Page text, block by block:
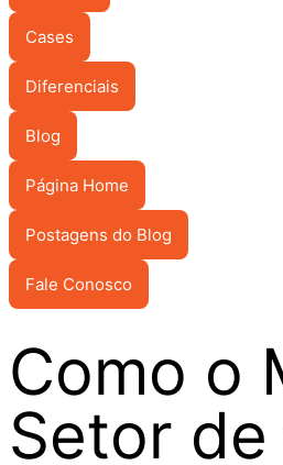
Cases
Diferenciais
Blog
Página Home
Postagens do Blog
Fale Conosco
Como o
Setor